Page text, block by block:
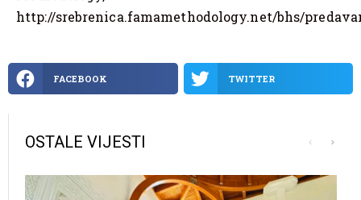
http://srebrenica.famamethodology.net/bhs/
FACEBOOK TWITTER
OSTALE VIJESTI